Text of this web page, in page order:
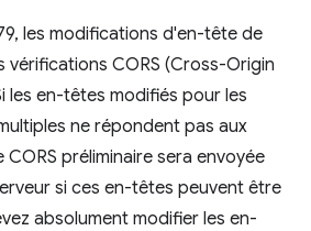
les modifications d'en-tête de
CORS (Cross-Origin
les en-têtes modifiés pour les
ne répondent pas aux
préliminaire sera envoyée
si ces en-têtes peuvent être
absolument modifier les en-